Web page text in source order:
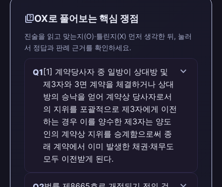
quizOX로 풀어보는 핵심 쟁점
진술을 읽고 맞는지(O)·틀린지(X) 먼저 생각한 뒤, 눌러
서 정답과 판례 근거를 확인하세요.
Q1 [1] 계약당사자 중 일방이 상대방 및
제3자와 3면 계약을 체결하거나 상대
방의 승낙을 얻어 계약상 당사자로서
의 지위를 포괄적으로 제3자에게 이전
하는 경우 이를 양수한 제3자는 양도
인의 계약상 지위를 승계함으로써 종
래 계약에서 이미 발생한 채권·채무도
모두 이전받게 된다.
expand_more
맞습니다 (O)